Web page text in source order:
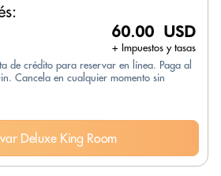
60.00 USD
+ Impuestos y tasas
de crédito para reservar en línea. Paga al
Cancela en cualquier momento sin
Deluxe King Room